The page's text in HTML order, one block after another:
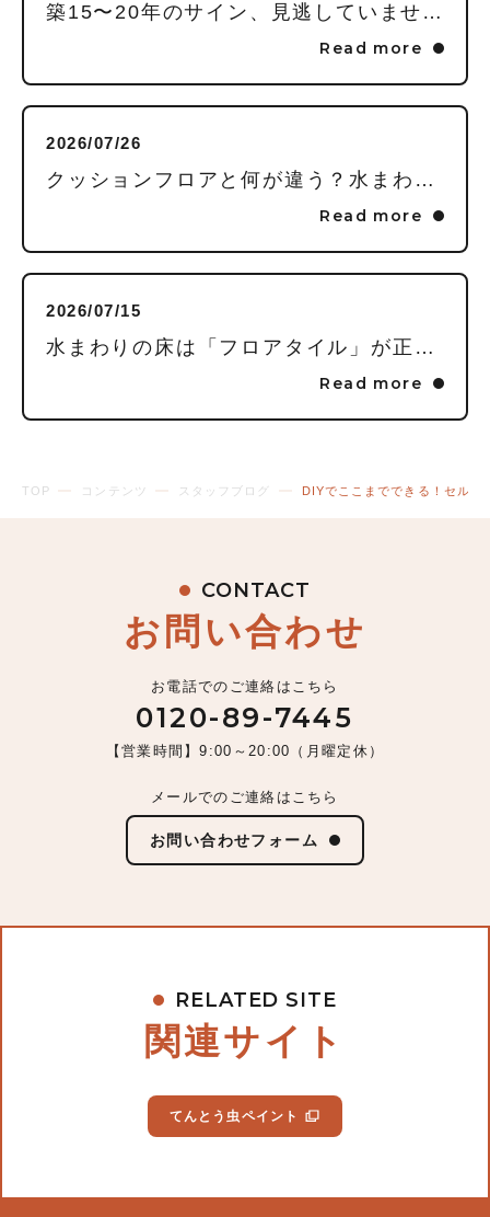
築15〜20年のサイン、見逃していませんか？毎日頑張る私に贈る「水回りまるごとリフレッシュ」という選択
Read more
2026/07/26
クッションフロアと何が違う？水まわりの床に「フロアタイル」を推す理由
Read more
2026/07/15
水まわりの床は「フロアタイル」が正解！家事が劇的にラクになる3つの理由
Read more
TOP コンテンツ スタッフブログ DIYでここまでできる！セル
CONTACT
お問い合わせ
お電話でのご連絡はこちら
0120-89-7445
【営業時間】9:00～20:00（月曜定休）
メールでのご連絡はこちら
お問い合わせフォーム
RELATED SITE
関連サイト
てんとう虫ペイント